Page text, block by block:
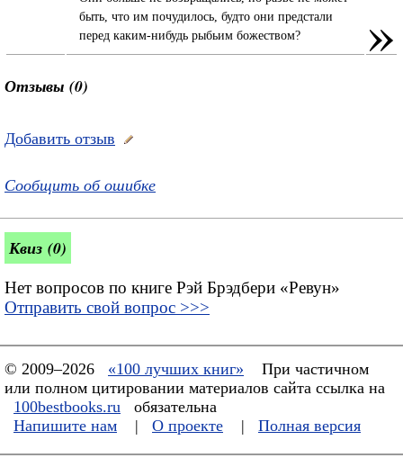
быть, что им почудилось, будто они предстали
перед каким-нибудь рыбьим божеством?
»
Отзывы (0)
Добавить отзыв
Сообщить об ошибке
Квиз (0)
Нет вопросов по книге Рэй Брэдбери «Ревун»
Отправить свой вопрос >>>
© 2009–2026 «100 лучших книг»
При частичном
или полном цитировании материалов сайта ссылка на
100bestbooks.ru
обязательна
Напишите нам
| О проекте | Полная версия